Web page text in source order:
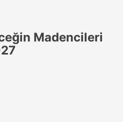
Madencileri